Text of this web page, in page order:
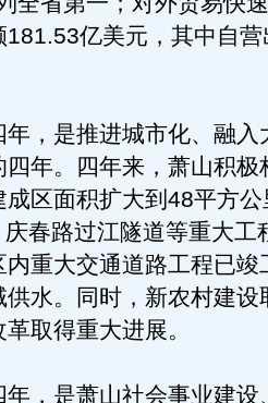
亿美元，其中自
是推进城市化、融入
年。四年来，萧山积极
区面积扩大到48平方
春路过江隧道等重大工
重大交通道路工程已竣
水。同时，新农村建设
取得重大进展。
是萧山社会事业建设